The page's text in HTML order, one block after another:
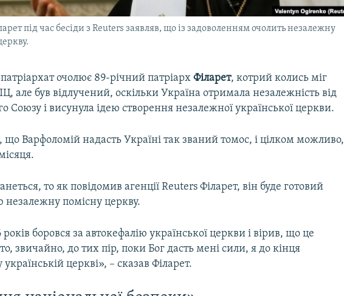
під час бесіди з Reuters заявляв, що із задоволенням очолить незалежну
очолює 89-річний патріарх Філарет, котрий колись міг
але був відлучений, оскільки Україна отримала незалежність від
Союзу і висунула ідею створення незалежної української церкви.
що Варфоломій надасть Україні так званий томос, і цілком можливо,
то як повідомив агенції Reuters Філарет, він буде готовий
незалежну помісну церкву.
боровся за автокефалію української церкви і вірив, що це
звичайно, до тих пір, поки Бог дасть мені сили, я до кінця
церкві», – сказав Філарет.